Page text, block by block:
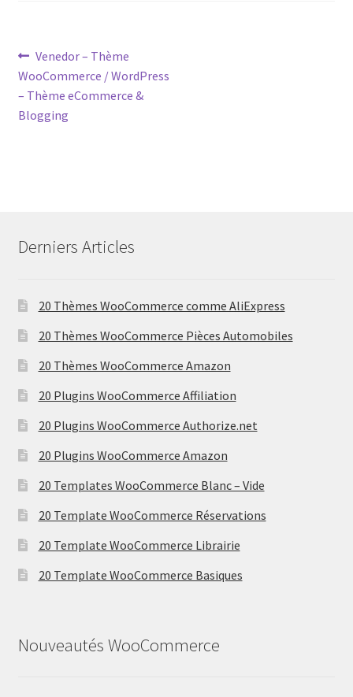
Post
navigation
Previous
post:
Venedor – Thème
WooCommerce / WordPress
– Thème eCommerce &
Blogging
Derniers Articles
20 Thèmes WooCommerce comme AliExpress
20 Thèmes WooCommerce Pièces Automobiles
20 Thèmes WooCommerce Amazon
20 Plugins WooCommerce Affiliation
20 Plugins WooCommerce Authorize.net
20 Plugins WooCommerce Amazon
20 Templates WooCommerce Blanc – Vide
20 Template WooCommerce Réservations
20 Template WooCommerce Librairie
20 Template WooCommerce Basiques
Nouveautés WooCommerce